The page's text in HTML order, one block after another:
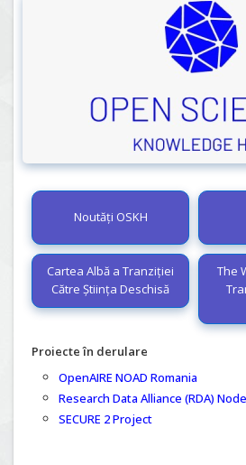
Noutăți OSKH
Cartea Albă a Tranziției
Către Știința Deschisă
The
Proiecte în derulare
OpenAIRE NOAD Romania
Research Data Alliance (RDA) Node
SECURE 2 Project